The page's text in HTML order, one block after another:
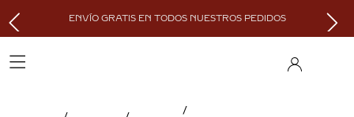
ENVÍO GRATIS EN TODOS NUESTROS PEDIDOS